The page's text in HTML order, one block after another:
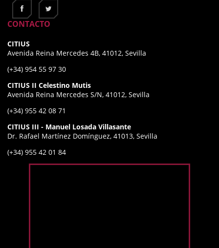
CONTACTO
CITIUS
Avenida Reina Mercedes 4B, 41012, Sevilla
(+34) 954 55 97 30
CITIUS II Celestino Mutis
Avenida Reina Mercedes S/N, 41012, Sevilla
(+34) 955 42 08 71
CITIUS III - Manuel Losada Villasante
Dr. Rafael Martínez Domínguez, 41013, Sevilla
(+34) 955 42 01 84